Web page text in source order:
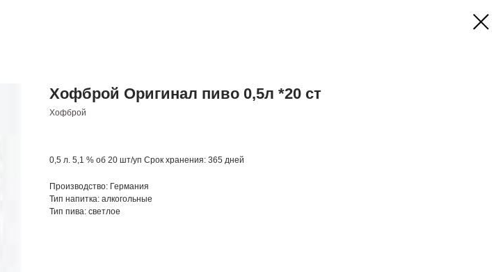
Хофброй Оригинал пиво 0,5л *20 ст
Хофброй
0,5 л. 5,1 % об 20 шт/уп Срок хранения: 365 дней
Производство: Германия
Тип напитка: алкогольные
Тип пива: светлое